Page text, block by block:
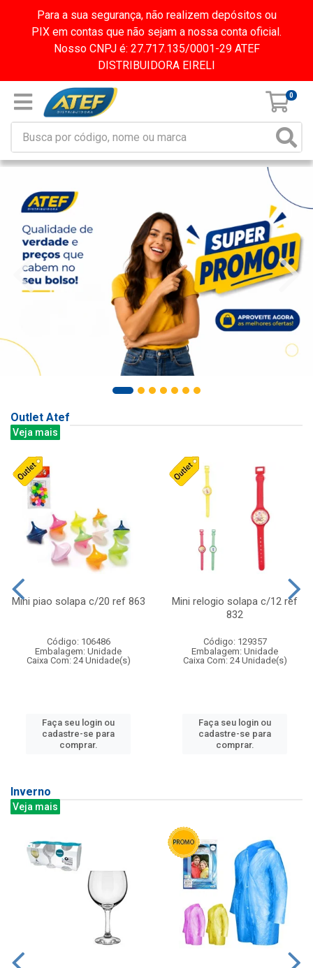
Para a sua segurança, não realizem depósitos ou
PIX em contas que não sejam a nossa conta oficial.
Nosso CNPJ é: 27.717.135/0001-29 ATEF
DISTRIBUIDORA EIRELI
0
Outlet Atef
Veja mais
Mini piao solapa c/20 ref 863
Código: 106486
Embalagem: Unidade
Caixa Com: 24 Unidade(s)
Faça seu login ou
cadastre-se para
comprar.
Mini relogio solapa c/12 ref
832
Código: 129357
Embalagem: Unidade
Caixa Com: 24 Unidade(s)
Faça seu login ou
cadastre-se para
comprar.
Inverno
Veja mais